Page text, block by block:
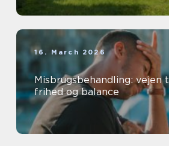
16. March 2026
Misbrugsbehandling: vejen
frihed og balance